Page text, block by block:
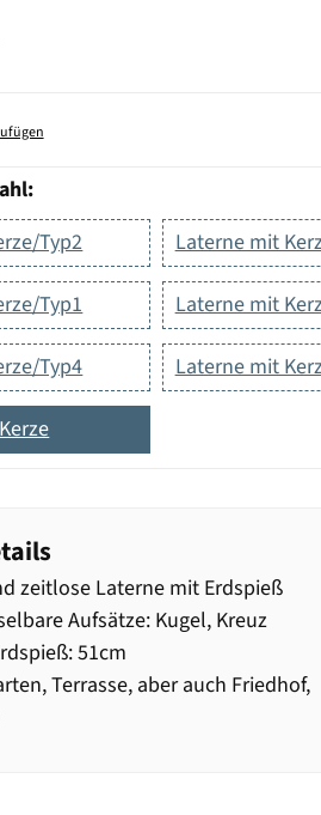
Typ2
Laterne mit
Typ1 Laterne mit
Typ4 Laterne mit
zeitlose Laterne mit Erdspieß
Aufsätze: Kugel, Kreuz
51cm
Terrasse, aber auch Friedhof,